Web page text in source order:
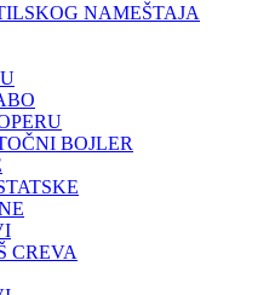
NAMEŠTAJA
BOJLER
CREVA